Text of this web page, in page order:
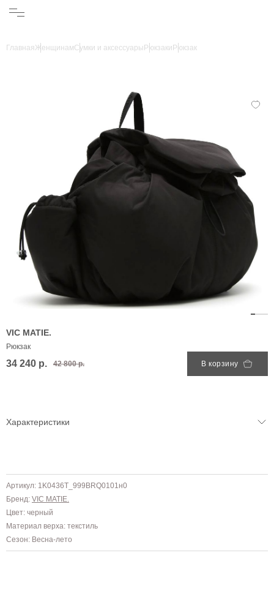
ГлавнаяЖенщинамСумки и аксессуары Рюкзаки Рюкзак
VIC MATIE.
Рюкзак
34 240 р. 42 800 р. В корзину
Характеристики
Артикул: 1K0436T_999BRQ0101н0
Бренд: VIC MATIE.
Цвет: черный
Материал верха: текстиль
Сезон: Весна-лето